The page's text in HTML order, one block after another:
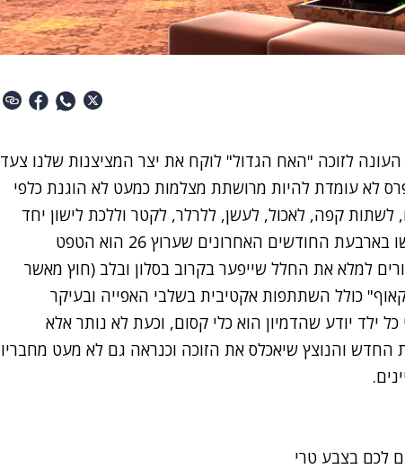
לזוכה "האח הגדול" לוקח את יצר המציצנות שלנו צעד
לא עומדת להיות מרושתת מצלמות כמעט לא הוגנת כלפי
קפה, לאכול, לעשן, ללרלר, לקטר וללכת לישון יחד
עם דיירי הבית, ובאופן כללי הרגישו בארבעת החודשים האחרונים שערוץ 26 הוא הטפט
למלא את החלל שייפער בקרוב בסלון ובלב (חוץ מאשר
כולל השתתפות אקטיבית בשלבי האפייה ובעיקר
ילד יודע שהדמיון הוא כלי קסום, וכעת לא נותר אלא
החדש והנוצץ שיאכלס את הזוכה וכנראה גם לא מעט מחבריו
לכם בצבע טרי